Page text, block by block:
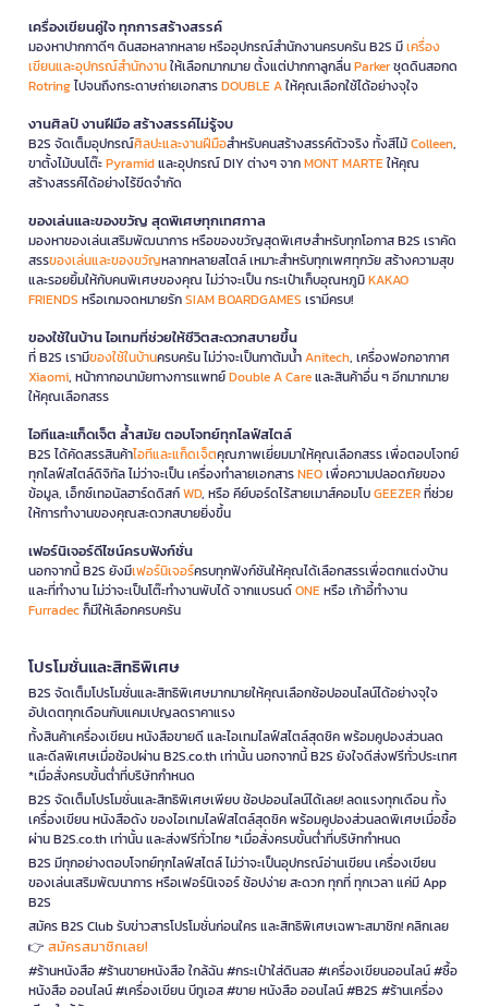
เครื่องเขียนคู่ใจ ทุกการสร้างสรรค์
มองหาปากกาดีๆ ดินสอหลากหลาย หรืออุปกรณ์สำนักงานครบครัน B2S มีเครื่อง
เขียนและอุปกรณ์สำนักงานให้เลือกมากมาย ตั้งแต่ปากกาลูกลื่นParkerชุดดินสอกด
Rotringไปจนถึงกระดาษถ่ายเอกสารDOUBLE Aให้คุณเลือกใช้ได้อย่างจุใจ
งานศิลป์ งานฝีมือ สร้างสรรค์ไม่รู้จบ
B2S จัดเต็มอุปกรณ์ศิลปะและงานฝีมือสำหรับคนสร้างสรรค์ตัวจริง ทั้งสีไม้Colleen,
ขาตั้งไม้บนโต๊ะPyramidและอุปกรณ์ DIY ต่างๆ จากMONT MARTEให้คุณ
สร้างสรรค์ได้อย่างไร้ขีดจำกัด
ของเล่นและของขวัญ สุดพิเศษทุกเทศกาล
มองหาของเล่นเสริมพัฒนาการ หรือของขวัญสุดพิเศษสำหรับทุกโอกาส B2S เราคัด
สรรของเล่นและของขวัญหลากหลายสไตล์ เหมาะสำหรับทุกเพศทุกวัย สร้างความสุข
และรอยยิ้มให้กับคนพิเศษของคุณ ไม่ว่าจะเป็น กระเป๋าเก็บอุณหภูมิKAKAO
FRIENDS หรือเกมจดหมายรักSIAM BOARDGAMES เรามีครบ!
ของใช้ในบ้าน ไอเทมที่ช่วยให้ชีวิตสะดวกสบายขึ้น
ที่ B2S เรามีของใช้ในบ้านครบครัน ไม่ว่าจะเป็นกาต้มน้ำAnitech, เครื่องฟอกอากาศ
Xiaomi, หน้ากากอนามัยทางการแพทย์Double A Careและสินค้าอื่น ๆ อีกมากมาย
ให้คุณเลือกสรร
ไอทีและแก็ดเจ็ต ล้ำสมัย ตอบโจทย์ทุกไลฟ์สไตล์
B2S ได้คัดสรรสินค้าไอทีและแก็ดเจ็ตคุณภาพเยี่ยมมาให้คุณเลือกสรร เพื่อตอบโจทย์
ทุกไลฟ์สไตล์ดิจิทัล ไม่ว่าจะเป็น เครื่องทำลายเอกสารNEOเพื่อความปลอดภัยของ
ข้อมูล, เอ็กซ์เทอนัลฮาร์ดดิสก์WD, หรือ คีย์บอร์ดไร้สายเมาส์คอมโบGEEZERที่ช่วย
ให้การทำงานของคุณสะดวกสบายยิ่งขึ้น
เฟอร์นิเจอร์ดีไซน์ครบฟังก์ชั่น
นอกจากนี้ B2S ยังมีเฟอร์นิเจอร์ครบทุกฟังก์ชันให้คุณได้เลือกสรรเพื่อตกแต่งบ้าน
และที่ทำงาน ไม่ว่าจะเป็นโต๊ะทำงานพับได้ จากแบรนด์ONEหรือ เก้าอี้ทำงาน
Furradecก็มีให้เลือกครบครัน
โปรโมชั่นและสิทธิพิเศษ
B2S จัดเต็มโปรโมชั่นและสิทธิพิเศษมากมายให้คุณเลือกช้อปออนไลน์ได้อย่างจุใจ
อัปเดตทุกเดือนกับแคมเปญลดราคาแรง
ทั้งสินค้าเครื่องเขียน หนังสือขายดี และไอเทมไลฟ์สไตล์สุดชิค พร้อมคูปองส่วนลด
และดีลพิเศษเมื่อช้อปผ่าน B2S.co.th เท่านั้น นอกจากนี้ B2S ยังใจดีส่งฟรีทั่วประเทศ
*เมื่อสั่งครบขั้นต่ำที่บริษัทกำหนด
B2S จัดเต็มโปรโมชั่นและสิทธิพิเศษเพียบ ช้อปออนไลน์ได้เลย! ลดแรงทุกเดือน ทั้ง
เครื่องเขียน หนังสือดัง ของไอเทมไลฟ์สไตล์สุดชิค พร้อมคูปองส่วนลดพิเศษเมื่อซื้อ
ผ่าน B2S.co.th เท่านั้น และส่งฟรีทั่วไทย *เมื่อสั่งครบขั้นต่ำที่บริษัทกำหนด
B2S มีทุกอย่างตอบโจทย์ทุกไลฟ์สไตล์ ไม่ว่าจะเป็นอุปกรณ์อ่านเขียน เครื่องเขียน
ของเล่นเสริมพัฒนาการ หรือเฟอร์นิเจอร์ ช้อปง่าย สะดวก ทุกที่ ทุกเวลา แค่มี App
B2S
สมัคร B2S Club รับข่าวสารโปรโมชั่นก่อนใคร และสิทธิพิเศษเฉพาะสมาชิก! คลิกเลย
👉 สมัครสมาชิกเลย!
#ร้านหนังสือ #ร้านขายหนังสือ ใกล้ฉัน #กระเป๋าใส่ดินสอ #เครื่องเขียนออนไลน์ #ซื้อ
หนังสือ ออนไลน์ #เครื่องเขียน บีทูเอส #ขาย หนังสือ ออนไลน์ #B2S #ร้านเครื่อง